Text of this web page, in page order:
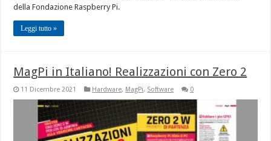
della Fondazione Raspberry Pi.
Leggi tutto »
MagPi in Italiano! Realizzazioni con Zero 2
11 Dicembre 2021 Hardware, MagPi, Software 0